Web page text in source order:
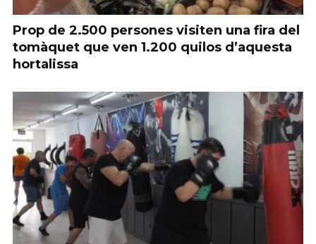
Prop de 2.500 persones visiten una fira del
tomàquet que ven 1.200 quilos d’aquesta
hortalissa